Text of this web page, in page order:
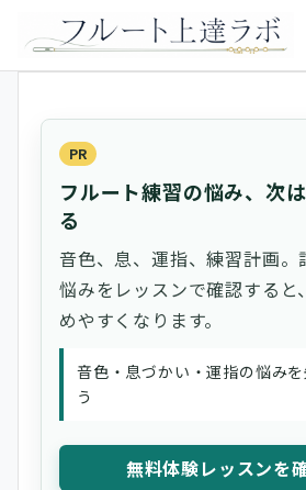
PR
フルート練習の悩み、次
る
音色、息、運指、練習計画。
悩みをレッスンで確認すると
めやすくなります。
音色・息づかい・運指の悩み
う
無料体験レッスンを